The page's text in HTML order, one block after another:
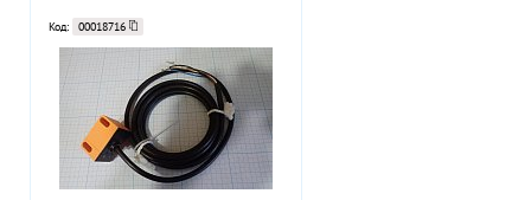
Код: 00018716